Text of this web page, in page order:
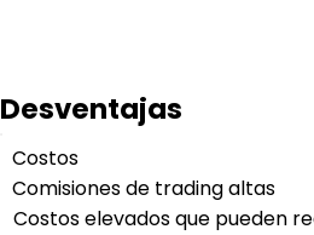
Desventajas
Costos
Comisiones de trading altas
Costos elevados que pueden